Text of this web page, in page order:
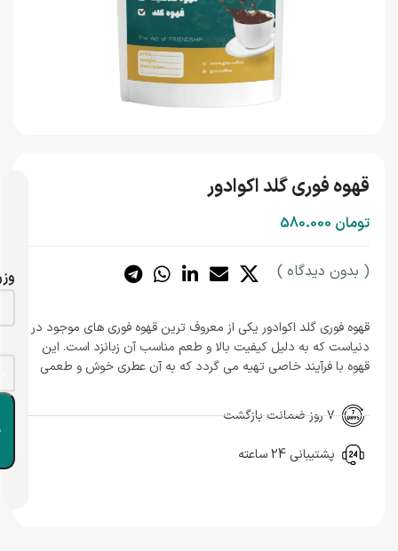
قهوه فوری گلد اکوادور
تومان
( بدون دیدگاه )
قهوه فوری گلد اکوادور یکی از معروف ترین قهوه فوری های موجود در
دنیاست که به دلیل کیفیت بالا و طعم مناسب آن زبانزد است. این
قهوه با فرآیند خاصی تهیه می گردد که به آن عطری خوش و طعمی
با قابلیت حل شدن سریع در آب به سرعت یک فنجان قهوه با کیفیت
بالا برای شما به ارمغان خواهد آورد.
خوش عطر مناسب کسانی است دسترسی و زمان کافی برای آماده
سازی قهوه به شیوه های دیگر را ندارند.
۷ روز ضمانت بازگشت
پشتیبانی 24 ساعته